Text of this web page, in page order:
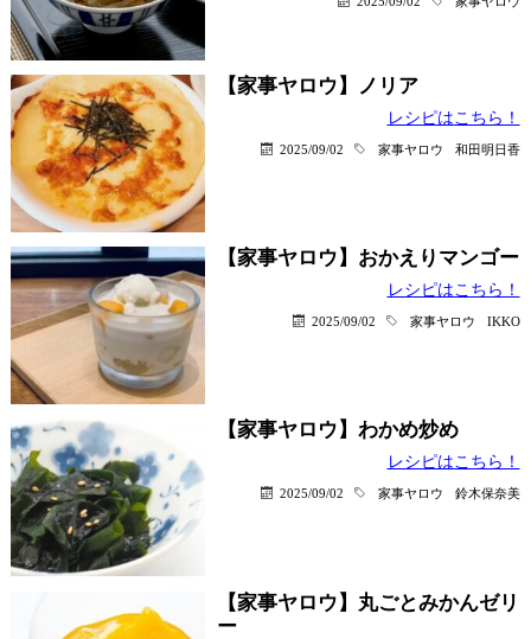
【家事ヤロウ】ノリア
レシピはこちら！
2025/09/02 家事ヤロウ 和田明日香
【家事ヤロウ】おかえりマンゴー
レシピはこちら！
2025/09/02 家事ヤロウ IKKO
【家事ヤロウ】わかめ炒め
レシピはこちら！
2025/09/02 家事ヤロウ 鈴木保奈美
【家事ヤロウ】丸ごとみかんゼリ
ー